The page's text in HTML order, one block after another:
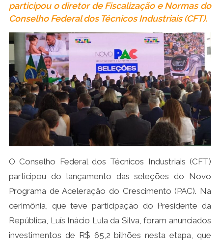
participou o diretor de Fiscalização e Normas do
Conselho Federal dos Técnicos Industriais (CFT).
O Conselho Federal dos Técnicos Industriais (CFT)
participou do lançamento das seleções do Novo
Programa de Aceleração do Crescimento (PAC). Na
cerimônia, que teve participação do Presidente da
República, Luís Inácio Lula da Silva, foram anunciados
investimentos de R$ 65,2 bilhões nesta etapa, que